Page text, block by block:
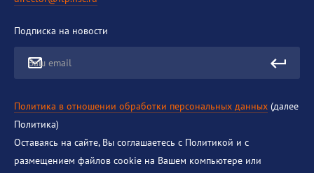
Подписка на новости
Ваш email
Политика в отношении обработки персональных данных (далее
Политика)
Оставаясь на сайте, Вы соглашаетесь с Политикой и с
размещением файлов cookie на Вашем компьютере или